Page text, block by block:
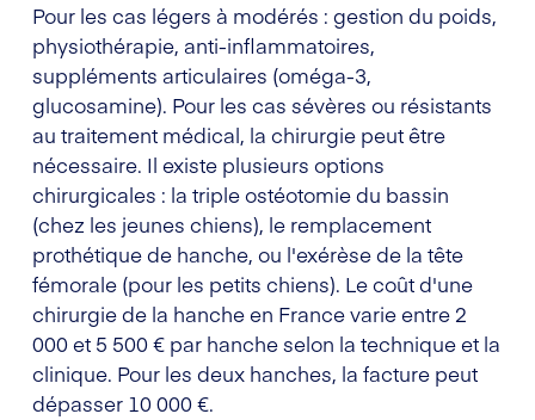
Pour les cas légers à modérés : gestion du poids,
physiothérapie, anti-inflammatoires,
suppléments articulaires (oméga-3,
glucosamine). Pour les cas sévères ou résistants
au traitement médical, la chirurgie peut être
nécessaire. Il existe plusieurs options
chirurgicales : la triple ostéotomie du bassin
(chez les jeunes chiens), le remplacement
prothétique de hanche, ou l'exérèse de la tête
fémorale (pour les petits chiens). Le coût d'une
chirurgie de la hanche en France varie entre 2
000 et 5 500 € par hanche selon la technique et la
clinique. Pour les deux hanches, la facture peut
dépasser 10 000 €.